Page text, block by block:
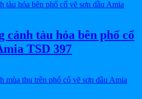
cảnh tàu hỏa bên phố cổ
TSD 397